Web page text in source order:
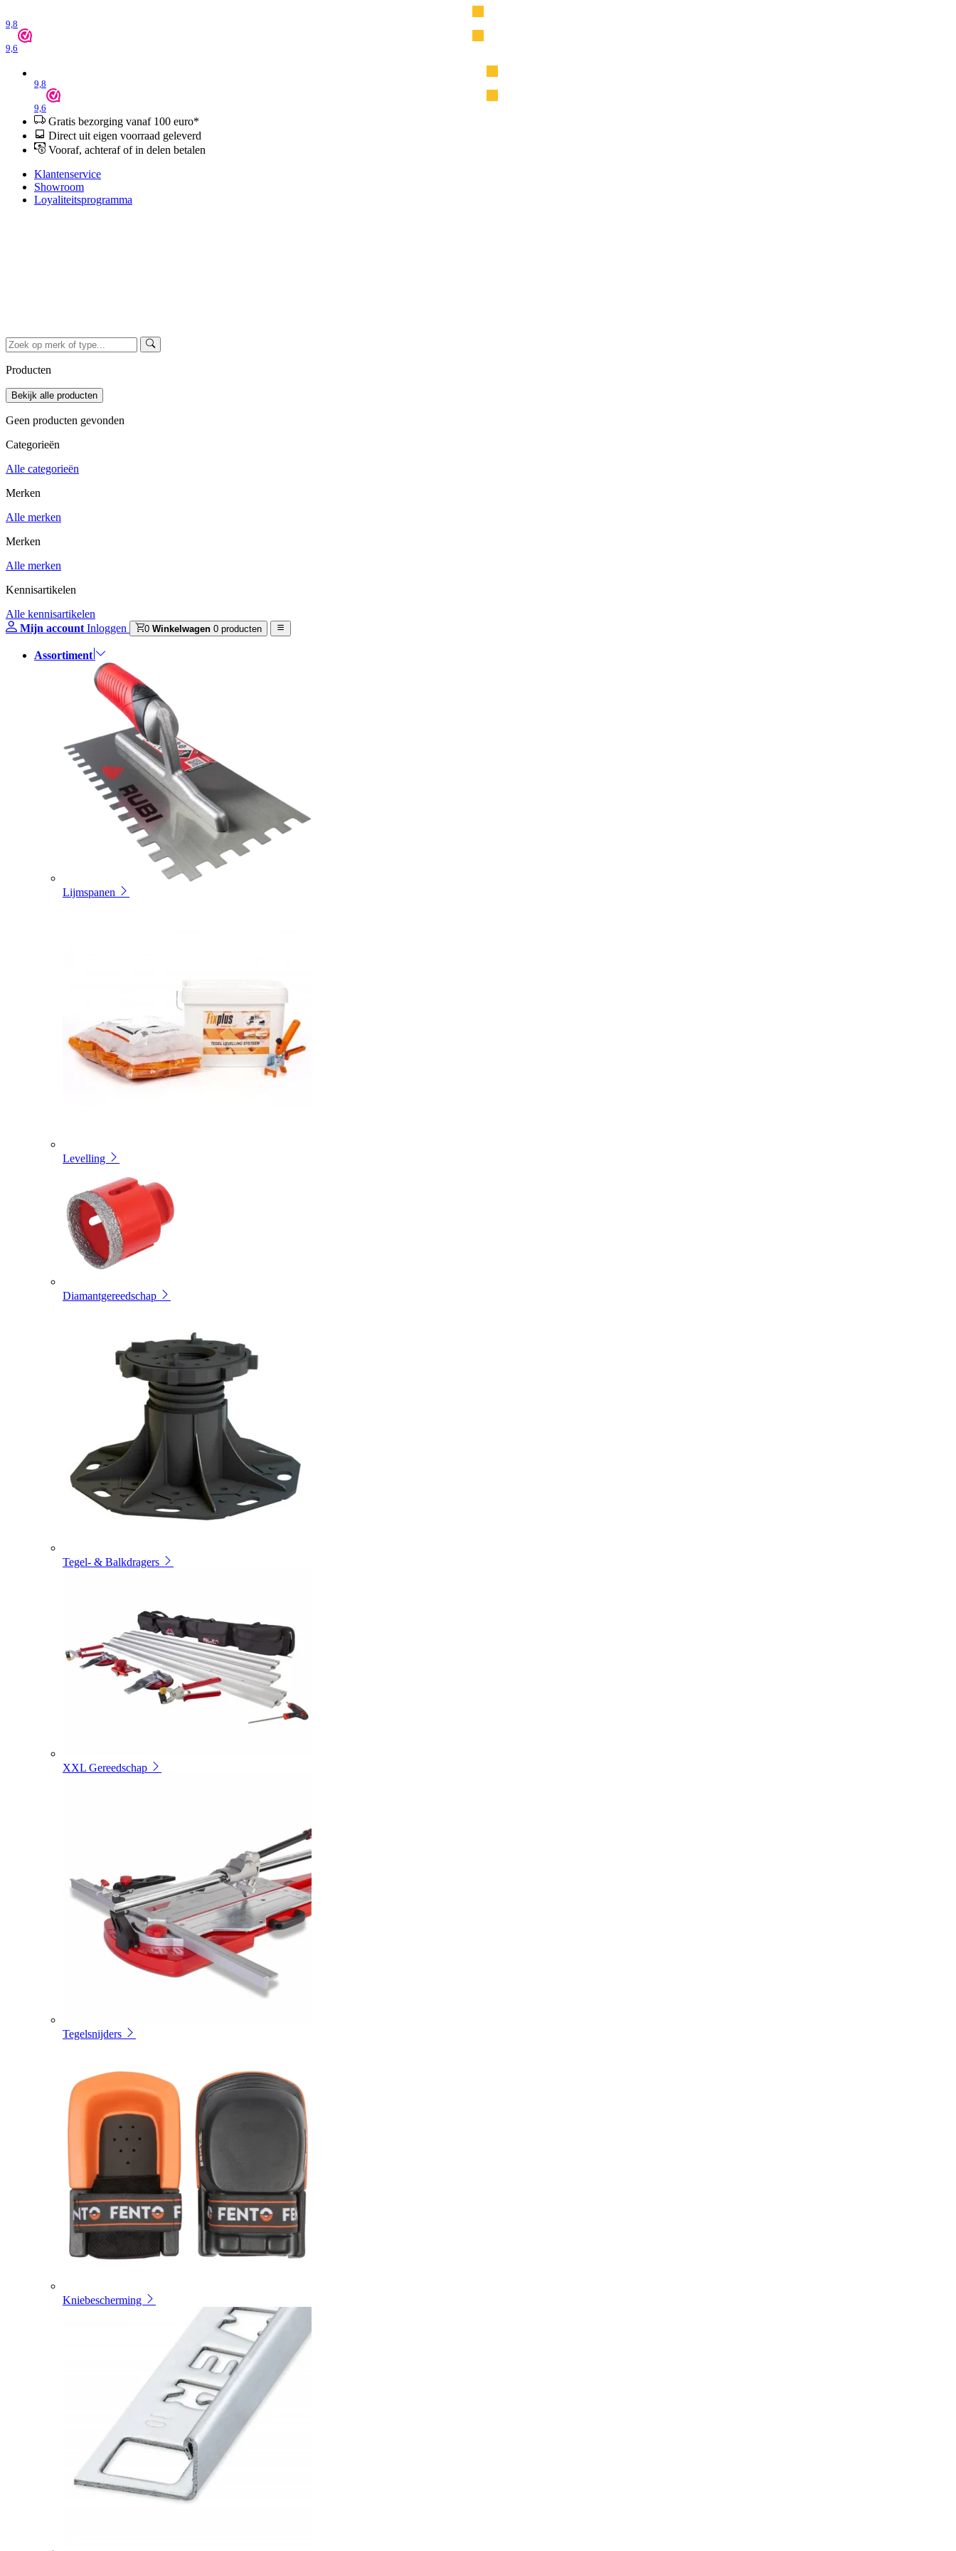
9,8
9,6
9,8
9,6
Gratis bezorging vanaf 100 euro*
Direct uit eigen voorraad geleverd
Vooraf, achteraf of in delen betalen
Klantenservice
Showroom
Loyaliteitsprogramma
Producten
Geen producten gevonden
Categorieën
Alle categorieën
Merken
Alle merken
Merken
Alle merken
Kennisartikelen
Alle kennisartikelen
Mijn account Inloggen 0 Winkelwagen 0 producten
Assortiment
Lijmspanen
Levelling
Diamantgereedschap
Tegel- & Balkdragers
XXL Gereedschap
Tegelsnijders
Kniebescherming